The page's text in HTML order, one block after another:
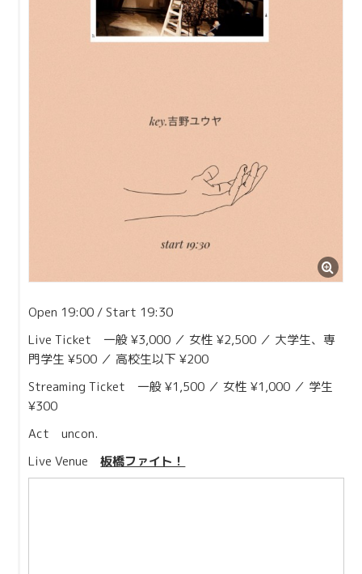
Open 19:00 / Start 19:30
Live Ticket 一般 ¥3,000 ／ 女性 ¥2,500 ／ 大学生、専
門学生 ¥500 ／ 高校生以下 ¥200
Streaming Ticket 一般 ¥1,500 ／ 女性 ¥1,000 ／ 学生
¥300
Act uncon.
Live Venue板橋ファイト！